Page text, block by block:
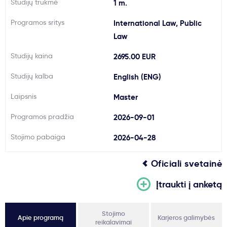
Kodėl Kastu?
Studijų trukmė 1 m.
Programos sritys
International Law, Public
Law
Studijų kaina 2695.00 EUR
Studijų kalba English (ENG)
Laipsnis Master
Programos pradžia 2026-09-01
Stojimo pabaiga 2026-04-28
Oficiali svetainė
Įtraukti į anketą
Apie programą
Stojimo
reikalavimai
Karjeros galimybės